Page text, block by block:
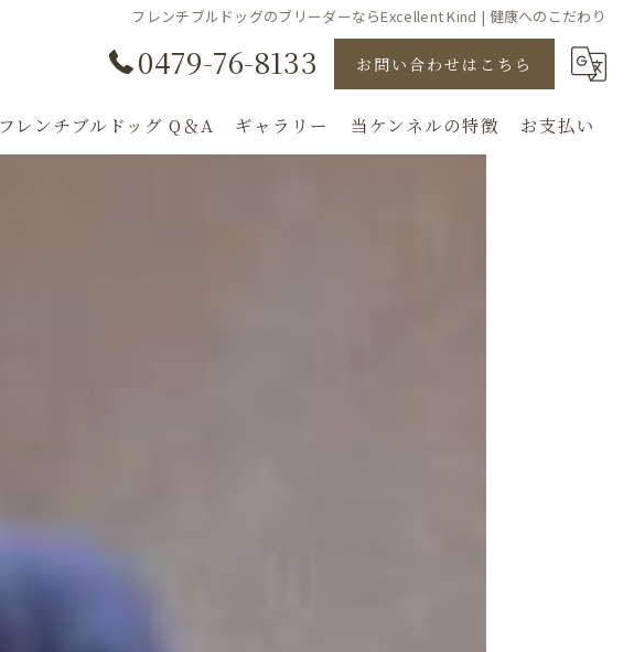
フレンチブルドッグのブリーダーならExcellent Kind | 健康へのこだわり
0479-76-8133 お問い合わせはこちら
フレンチブルドッグ Q＆A ギャラリー 当ケンネルの特徴 お支払い